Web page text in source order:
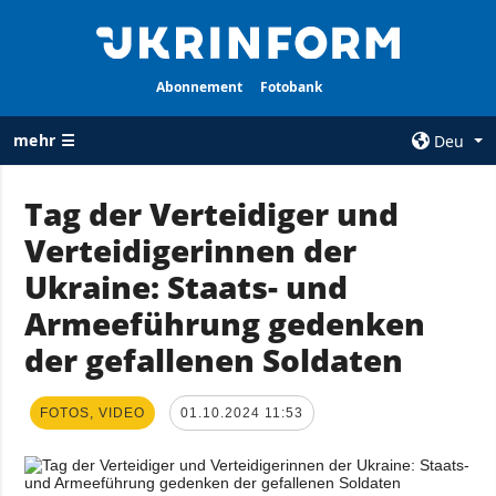
Abonnement Fotobank
mehr ☰
Deu
ALLE
RUBRIKEN
Krieg
Wiederaufbau
der Ukraine
Politik
Wirtschaft
Militär
AGENTUR
Über uns
Kontakte
services
Vertraulichkeit
und zum Schutz
personenbezogener
Daten
Tag der Verteidiger und
Verteidigerinnen der
Ukraine: Staats- und
Armeeführung gedenken
der gefallenen Soldaten
FOTOS, VIDEO 01.10.2024 11:53